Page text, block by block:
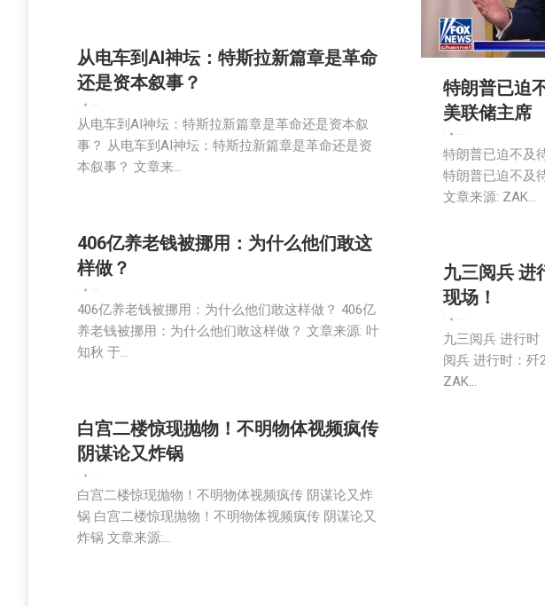
特朗普已迫
美联储主席
特朗普已迫不及
特朗普已迫不及
文章来源: ZAK…
从电车到AI神坛：特斯拉新篇章是革命
还是资本叙事？
从电车到AI神坛：特斯拉新篇章是革命还是资本叙
事？ 从电车到AI神坛：特斯拉新篇章是革命还是资
本叙事？ 文章来…
406亿养老钱被挪用：为什么他们敢这
样做？
406亿养老钱被挪用：为什么他们敢这样做？ 406亿
养老钱被挪用：为什么他们敢这样做？ 文章来源: 叶
知秋 于…
九三阅兵 进
现场！
九三阅兵 进行时
阅兵 进行时：歼
ZAK…
白宫二楼惊现抛物！不明物体视频疯传
阴谋论又炸锅
白宫二楼惊现抛物！不明物体视频疯传 阴谋论又炸
锅 白宫二楼惊现抛物！不明物体视频疯传 阴谋论又
炸锅 文章来源:…